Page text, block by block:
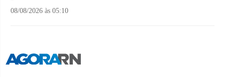
08/08/2026 às 05:10